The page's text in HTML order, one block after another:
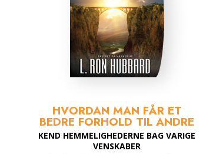
HVORDAN MAN FÅR ET
BEDRE FORHOLD TIL ANDRE
KEND HEMMELIGHEDERNE BAG VARIGE
VENSKABER